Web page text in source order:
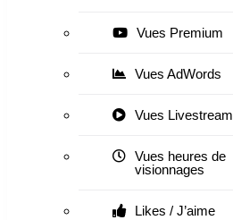
Vues Premium
Vues AdWords
Vues Livestream
Vues heures de
visionnages
Likes / J’aime